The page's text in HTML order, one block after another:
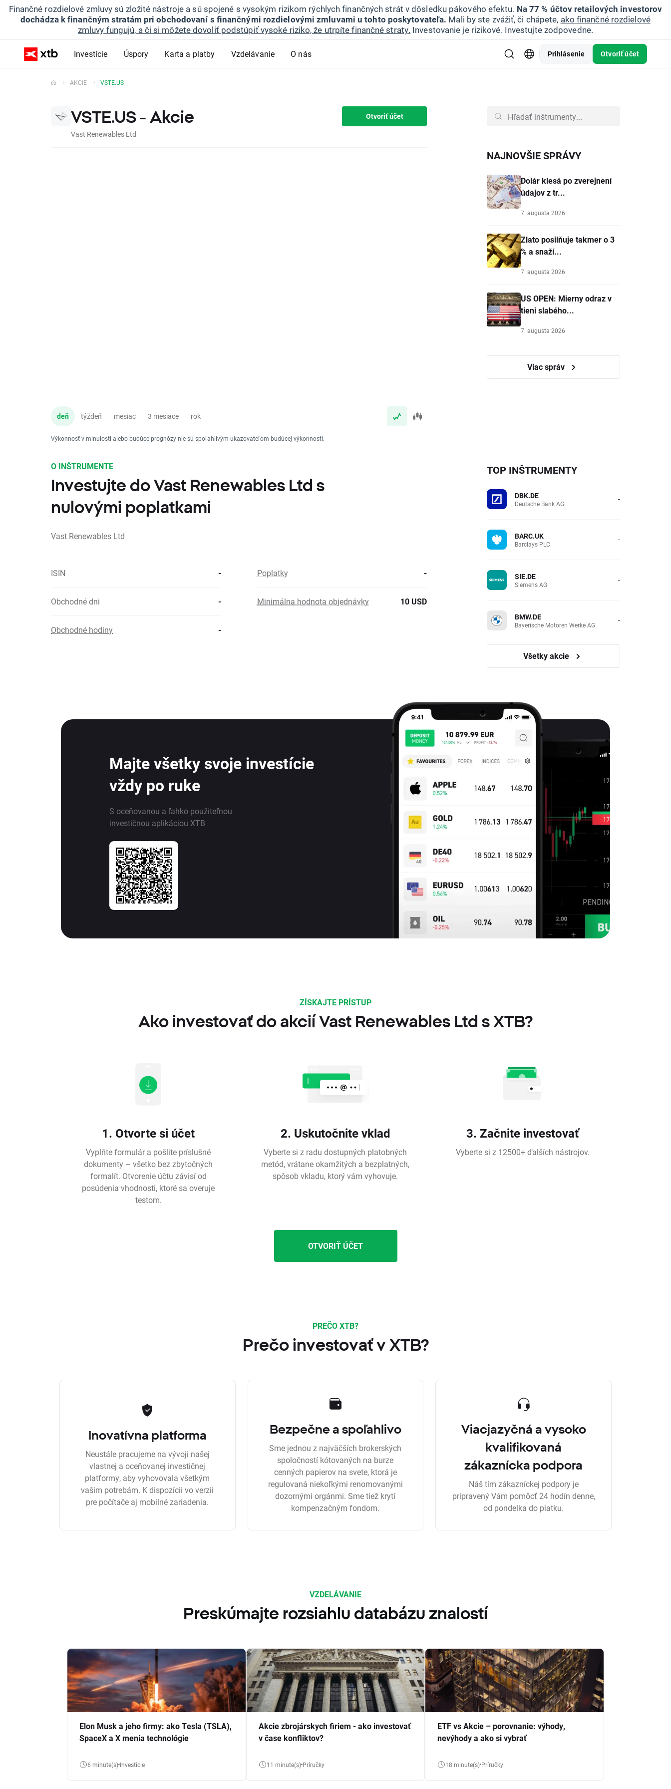
Finančné rozdielové zmluvy sú zložité nástroje a sú spojené s vysokým rizikom rýchlych finančných strát v dôsledku pákového efektu. Na 77 % účtov retailových investorov
dochádza k finančným stratám pri obchodovaní s finančnými rozdielovými zmluvami u tohto poskytovateľa. Mali by ste zvážiť, či chápete, ako finančné rozdielové
zmluvy fungujú, a či si môžete dovoliť podstúpiť vysoké riziko, že utrpíte finančné straty. Investovanie je rizikové. Investujte zodpovedne.
Investície Úspory Karta a platby Vzdelávanie O nás Prihlásenie Otvoriť účet
AKCIE VSTE.US
VSTE.US - Akcie
Vast Renewables Ltd
Otvoriť účet
deň týždeň mesiac 3 mesiace rok
Výkonnosť v minulosti alebo budúce prognózy nie sú spoľahlivým ukazovateľom budúcej výkonnosti.
NAJNOVŠIE SPRÁVY
Dolár klesá po zverejnení
údajov z tr...
7. augusta 2026
Zlato posilňuje takmer o 3
% a snaží...
7. augusta 2026
US OPEN: Mierny odraz v
tieni slabého...
7. augusta 2026
Viac správ
O INŠTRUMENTE
Investujte do Vast Renewables Ltd s
nulovými poplatkami
Vast Renewables Ltd
ISIN - Poplatky -
Obchodné dni - Minimálna hodnota objednávky 10 USD
Obchodné hodiny -
TOP INŠTRUMENTY
DBK.DE
Deutsche Bank AG -
BARC.UK
Barclays PLC -
SIE.DE
Siemens AG -
BMW.DE
Bayerische Motoren Werke AG -
Všetky akcie
Majte všetky svoje investície
vždy po ruke
S oceňovanou a ľahko použiteľnou
investičnou aplikáciou XTB
ZÍSKAJTE PRÍSTUP
Ako investovať do akcií Vast Renewables Ltd s XTB?
1. Otvorte si účet
Vyplňte formulár a pošlite príslušné
dokumenty – všetko bez zbytočných
formalít. Otvorenie účtu závisí od
posúdenia vhodnosti, ktoré sa overuje
testom.
2. Uskutočnite vklad
Vyberte si z radu dostupných platobných
metód, vrátane okamžitých a bezplatných,
spôsob vkladu, ktorý vám vyhovuje.
3. Začnite investovať
Vyberte si z 12500+ ďalších nástrojov.
OTVORIŤ ÚČET
PREČO XTB?
Prečo investovať v XTB?
Inovatívna platforma
Neustále pracujeme na vývoji našej
vlastnej a oceňovanej investičnej
platformy, aby vyhovovala všetkým
vašim potrebám. K dispozícii vo verzii
pre počítače aj mobilné zariadenia.
Bezpečne a spoľahlivo
Sme jednou z najväčších brokerských
spoločností kótovaných na burze
cenných papierov na svete, ktorá je
regulovaná niekoľkými renomovanými
dozornými orgánmi. Sme tiež krytí
kompenzačným fondom.
Viacjazyčná a vysoko
kvalifikovaná
zákaznícka podpora
Náš tím zákazníckej podpory je
pripravený Vám pomôcť 24 hodín denne,
od pondelka do piatku.
VZDELÁVANIE
Preskúmajte rozsiahlu databázu znalostí
Elon Musk a jeho firmy: ako Tesla (TSLA),
SpaceX a X menia technológie
6 minute(s) Investície
Akcie zbrojárskych firiem - ako investovať
v čase konfliktov?
11 minute(s) Príručky
ETF vs Akcie – porovnanie: výhody,
nevýhody a ako si vybrať
18 minute(s) Príručky